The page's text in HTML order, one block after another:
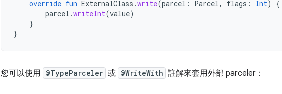
override fun ExternalClass .write(parcel : Parcel, flags : Int)
{
parcel .writeInt(value)
}
}
您可以使用 @TypeParceler 或 @WriteWith 註解來套用外部 parceler：